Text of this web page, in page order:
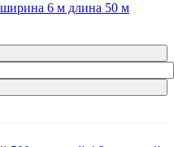
ширина 6 м длина 50 м